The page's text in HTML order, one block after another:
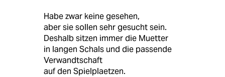
Habe zwar keine gesehen,
aber sie sollen sehr gesucht sein.
Deshalb sitzen immer die Muetter
in langen Schals und die passende
Verwandtschaft
auf den Spielplaetzen.